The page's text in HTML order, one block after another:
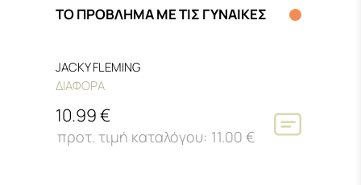
ΤΟ ΠΡΟΒΛΗΜΑ ΜΕ ΤΙΣ ΓΥΝΑΙΚΕΣ
JACKY FLEMING
ΔΙΑΦΟΡΑ
10.99 €
11.00 €